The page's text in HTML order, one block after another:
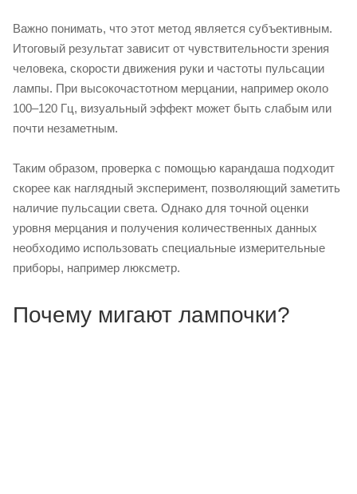
Важно понимать, что этот метод является субъективным.
Итоговый результат зависит от чувствительности зрения
человека, скорости движения руки и частоты пульсации
лампы. При высокочастотном мерцании, например около
100–120 Гц, визуальный эффект может быть слабым или
почти незаметным.
Таким образом, проверка с помощью карандаша подходит
скорее как наглядный эксперимент, позволяющий заметить
наличие пульсации света. Однако для точной оценки
уровня мерцания и получения количественных данных
необходимо использовать специальные измерительные
приборы, например люксметр.
Почему мигают лампочки?